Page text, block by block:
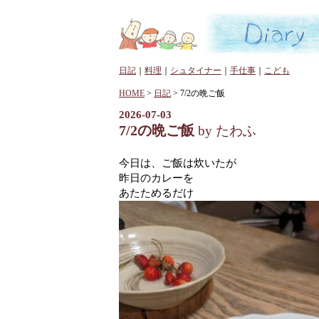
日記 料理 シュタイナー 手仕事 こども
HOME > 日記 > 7/2の晩ご飯
2026-07-03
7/2の晩ご飯 by たわふ
今日は、ご飯は炊いたが
昨日のカレーを
あたためるだけ